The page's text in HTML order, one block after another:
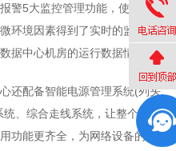
警5大监控管理功能，使得整个
环境因素得到了实时的监控管
据中心机房的运行数据情况。
还配备智能电源管理系统(列头
、综合走线系统，让整个大数
功能更齐全，为网络设备的安装